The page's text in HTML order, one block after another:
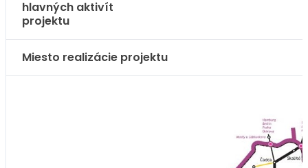
hlavných aktivít
projektu
Miesto realizácie projektu